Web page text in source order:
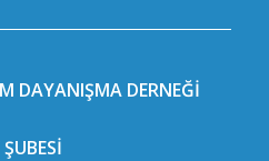
DAYANIŞMA DERNEĞİ